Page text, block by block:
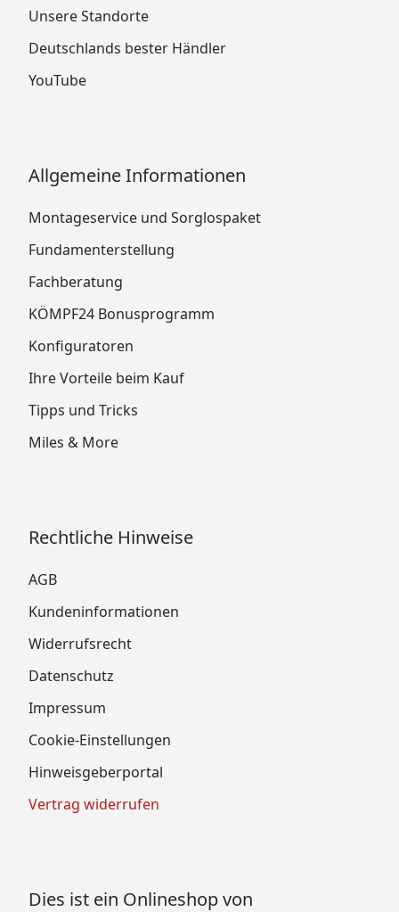
Unsere Standorte
Deutschlands bester Händler
YouTube
Allgemeine Informationen
Montageservice und Sorglospaket
Fundamenterstellung
Fachberatung
KÖMPF24 Bonusprogramm
Konfiguratoren
Ihre Vorteile beim Kauf
Tipps und Tricks
Miles & More
Rechtliche Hinweise
AGB
Kundeninformationen
Widerrufsrecht
Datenschutz
Impressum
Cookie-Einstellungen
Hinweisgeberportal
Vertrag widerrufen
Dies ist ein Onlineshop von